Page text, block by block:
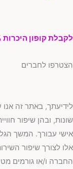
קופון היכרות 10% הנחה
לחברים
ובהן שיפור
עבורך. המשך
לצורך שיפור
ו/או גורמים